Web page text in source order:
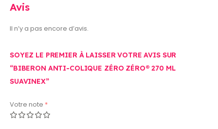
Avis
Il n’y a pas encore d’avis.
SOYEZ LE PREMIER À LAISSER VOTRE AVIS SUR
“BIBERON ANTI-COLIQUE ZÉRO ZÉRO® 270 ML
SUAVINEX”
Votre note *